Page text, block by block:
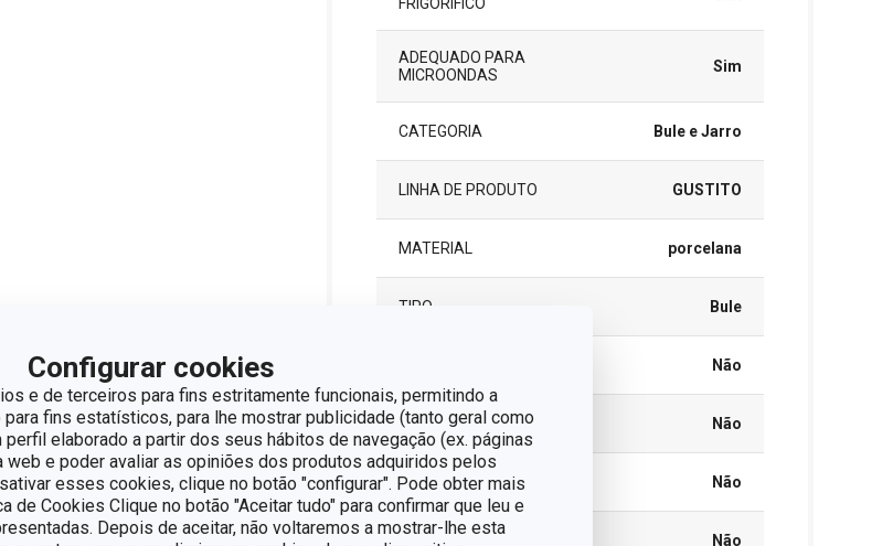
Configurar cookies
e de terceiros para fins estritamente funcionais, permitindo a
para fins estatísticos, para lhe mostrar publicidade (tanto geral como
elaborado a partir dos seus hábitos de navegação (ex. páginas
web e poder avaliar as opiniões dos produtos adquiridos pelos
esses cookies, clique no botão "configurar". Pode obter mais
de Cookies Clique no botão "Aceitar tudo" para confirmar que leu e
Depois de aceitar, não voltaremos a mostrar-lhe esta
ADEQUADO PARA
MICROONDAS
Sim
CATEGORIA Bule e Jarro
LINHA DE PRODUTO GUSTITO
MATERIAL porcelana
TIPO Bule
Não
GÁS Não
VITROCERÂMICO Não
ELÉCTRICO Não